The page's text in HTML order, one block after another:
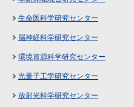
生命医科学研究センター
脳神経科学研究センター
環境資源科学研究センター
光量子工学研究センター
放射光科学研究センター